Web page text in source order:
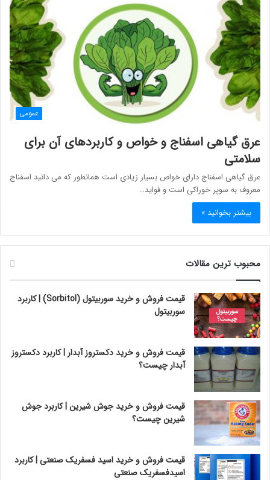
عمومی
عرق گیاهی اسفناج و خواص و کاربردهای آن برای
سلامتی
عرق گیاهی اسفناج دارای خواص بسیار زیادی است همانطور که می دانید اسفناج
معروف به سوپر خوراکی است و فواید…
بیشتر بخوانید »
محبوب ترین مقالات
قیمت فروش و خرید سوربیتول (Sorbitol) | کاربرد
سوربیتول
قیمت فروش و خرید دکستروز آبدار | کاربرد دکستروز
آبدار چیست؟
قیمت فروش و خرید جوش شیرین | کاربرد جوش
شیرین چیست؟
قیمت فروش و خرید اسید فسفریک صنعتی | کاربرد
اسیدفسفریک صنعتی